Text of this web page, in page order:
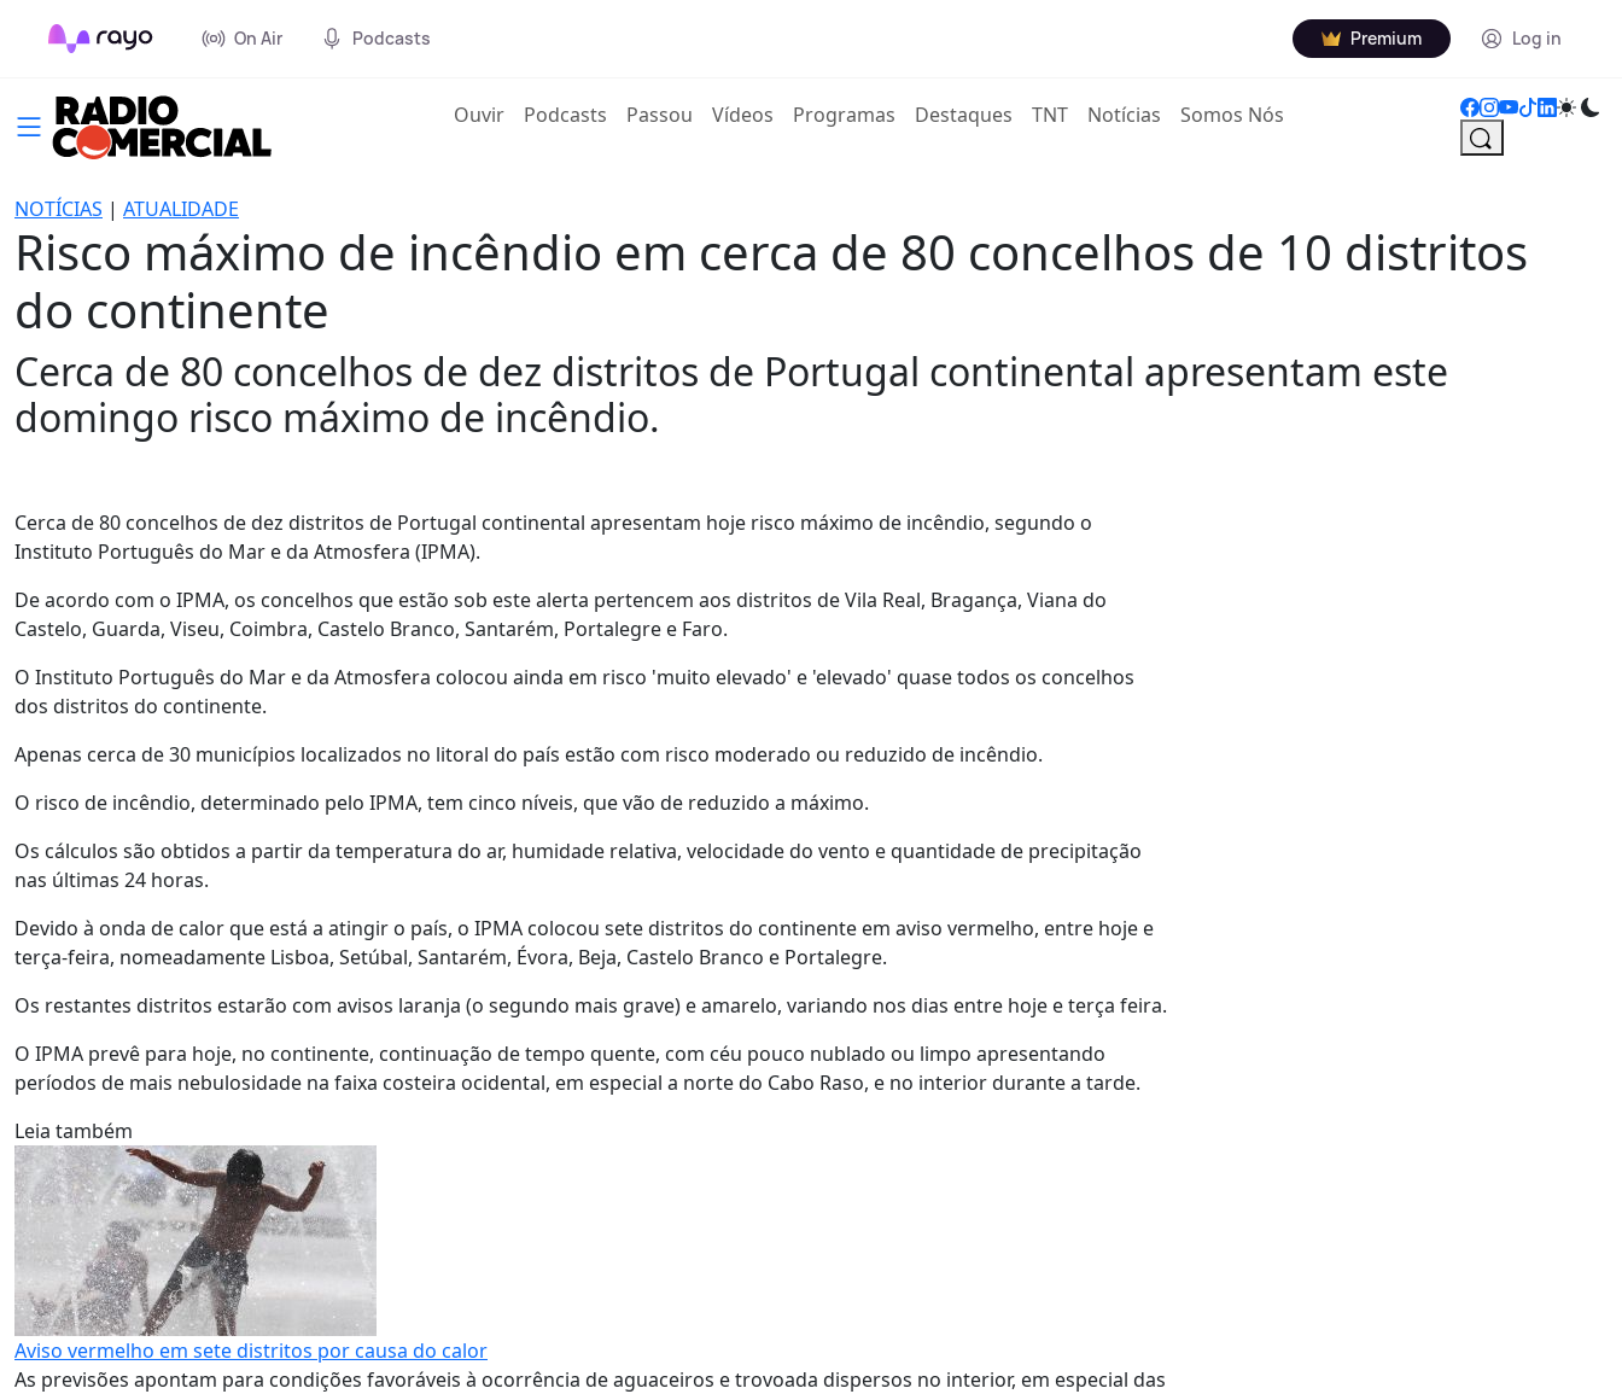
On Air Podcasts Premium Log in
Ouvir(current)
Podcasts Passou Vídeos Programas Destaques TNT Notícias Somos Nós
NOTÍCIAS | ATUALIDADE
Risco máximo de incêndio em cerca de 80 concelhos de 10 distritos
do continente
Cerca de 80 concelhos de dez distritos de Portugal continental apresentam este
domingo risco máximo de incêndio.
Cerca de 80 concelhos de dez distritos de Portugal continental apresentam hoje risco máximo de incêndio, segundo o
Instituto Português do Mar e da Atmosfera (IPMA).
De acordo com o IPMA, os concelhos que estão sob este alerta pertencem aos distritos de Vila Real, Bragança, Viana do
Castelo, Guarda, Viseu, Coimbra, Castelo Branco, Santarém, Portalegre e Faro.
O Instituto Português do Mar e da Atmosfera colocou ainda em risco 'muito elevado' e 'elevado' quase todos os concelhos
dos distritos do continente.
Apenas cerca de 30 municípios localizados no litoral do país estão com risco moderado ou reduzido de incêndio.
O risco de incêndio, determinado pelo IPMA, tem cinco níveis, que vão de reduzido a máximo.
Os cálculos são obtidos a partir da temperatura do ar, humidade relativa, velocidade do vento e quantidade de precipitação
nas últimas 24 horas.
Devido à onda de calor que está a atingir o país, o IPMA colocou sete distritos do continente em aviso vermelho, entre hoje e
terça-feira, nomeadamente Lisboa, Setúbal, Santarém, Évora, Beja, Castelo Branco e Portalegre.
Os restantes distritos estarão com avisos laranja (o segundo mais grave) e amarelo, variando nos dias entre hoje e terça feira.
O IPMA prevê para hoje, no continente, continuação de tempo quente, com céu pouco nublado ou limpo apresentando
períodos de mais nebulosidade na faixa costeira ocidental, em especial a norte do Cabo Raso, e no interior durante a tarde.
Leia também
Aviso vermelho em sete distritos por causa do calor
As previsões apontam para condições favoráveis à ocorrência de aguaceiros e trovoada dispersos no interior, em especial das